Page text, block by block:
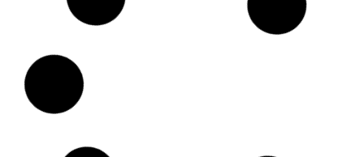
पटना में शिक्षक भर्ती परीक्षा (टीआरई-4) के अभ्यर्थियों पर पुलिस का